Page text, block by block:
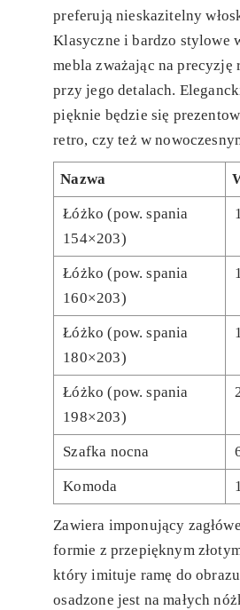
preferują nieskazitelny
Klasyczne i bardzo stylowe
mebla zważając na precyzję
przy jego detalach.
pięknie będzie się
retro, czy też w
Nazwa
Łóżko (pow. spania
154×203)
Łóżko (pow. spania
160×203)
Łóżko (pow. spania
180×203)
Łóżko (pow. spania
198×203)
Szafka nocna
Komoda
Zawiera imponujący
formie z przepięknym
który imituje ramę do
osadzone jest na małych